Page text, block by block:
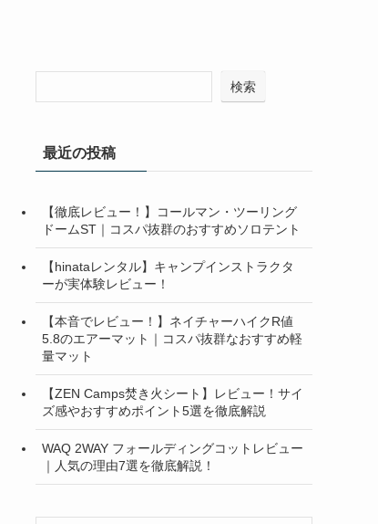
検索
最近の投稿
【徹底レビュー！】コールマン・ツーリング
ドームST｜コスパ抜群のおすすめソロテント
【hinataレンタル】キャンプインストラクタ
ーが実体験レビュー！
【本音でレビュー！】ネイチャーハイクR値
5.8のエアーマット｜コスパ抜群なおすすめ軽
量マット
【ZEN Camps焚き火シート】レビュー！サイ
ズ感やおすすめポイント5選を徹底解説
WAQ 2WAY フォールディングコットレビュー
｜人気の理由7選を徹底解説！